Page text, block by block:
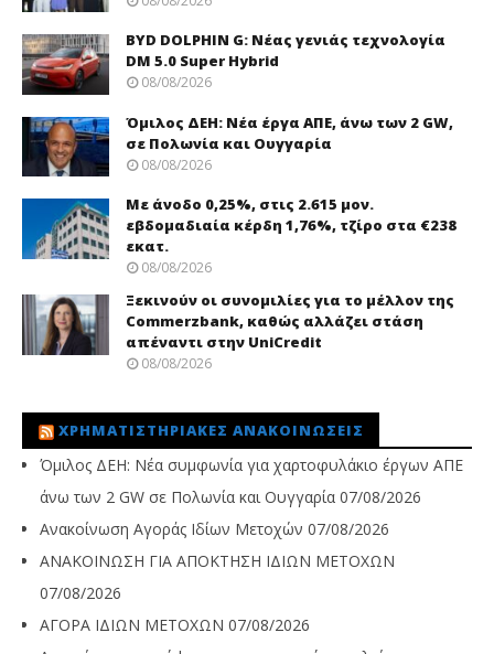
BYD DOLPHIN G: Νέας γενιάς τεχνολογία
DM 5.0 Super Hybrid
08/08/2026
Όμιλος ΔΕΗ: Νέα έργα ΑΠΕ, άνω των 2 GW,
σε Πολωνία και Ουγγαρία
08/08/2026
Με άνοδο 0,25%, στις 2.615 μον.
εβδομαδιαία κέρδη 1,76%, τζίρο στα €238
εκατ.
08/08/2026
Ξεκινούν οι συνομιλίες για το μέλλον της
Commerzbank, καθώς αλλάζει στάση
απέναντι στην UniCredit
08/08/2026
ΧΡΗΜΑΤΙΣΤΗΡΙΑΚΈΣ ΑΝΑΚΟΙΝΏΣΕΙΣ
Όμιλος ΔΕΗ: Νέα συμφωνία για χαρτοφυλάκιο έργων ΑΠΕ
άνω των 2 GW σε Πολωνία και Ουγγαρία 07/08/2026
Ανακοίνωση Αγοράς Ιδίων Μετοχών 07/08/2026
ΑΝΑΚΟΙΝΩΣΗ ΓΙΑ ΑΠΟΚΤΗΣΗ ΙΔΙΩΝ ΜΕΤΟΧΩΝ
07/08/2026
ΑΓΟΡΑ ΙΔΙΩΝ ΜΕΤΟΧΩΝ 07/08/2026